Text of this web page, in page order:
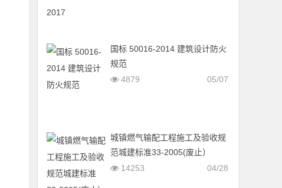
国标 50016-2014 建筑设计防火
规范
05/07
4879
城镇燃气输配工程施工及验收规
范城建标准33-2005(废止）
04/28
14253